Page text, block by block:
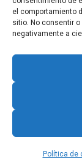
el comportamiento
sitio. No consentir
negativamente a
Política de
Contacto
+34
Pedro